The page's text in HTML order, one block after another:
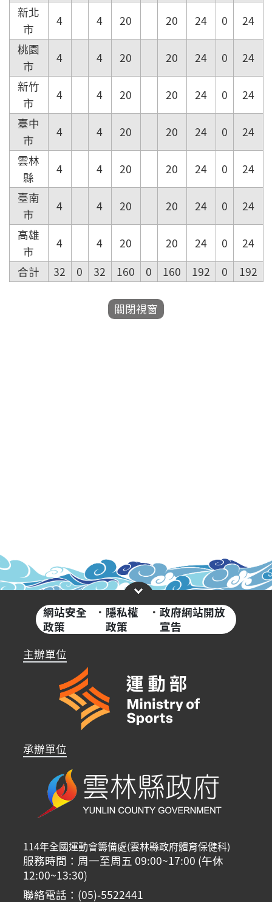
新北
市
4 4 20 20 24 0
24
桃園
市
4 4 20 20 24 0
24
新竹
市
4 4 20 20 24 0
24
臺中
市
4 4 20 20 24 0
24
雲林
縣
4 4 20 20 24 0
24
臺南
市
4 4 20 20 24 0
24
高雄
市
4 4 20 20 24 0
24
合計
32 0 32 160 0 160 192 0 192
網站安全
政策
· 隱私權
政策
·政府網站開放
宣告
主辦單位
承辦單位
114年全國運動會籌備處(雲林縣政府體育保健科)
服務時間：周一至周五 09:00~17:00 (午休
12:00~13:30)
聯絡電話：(05)-5522441